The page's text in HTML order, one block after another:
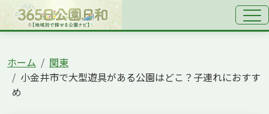
ホーム
関東
小金井市で大型遊具がある公園はどこ？子連れにおすす
め